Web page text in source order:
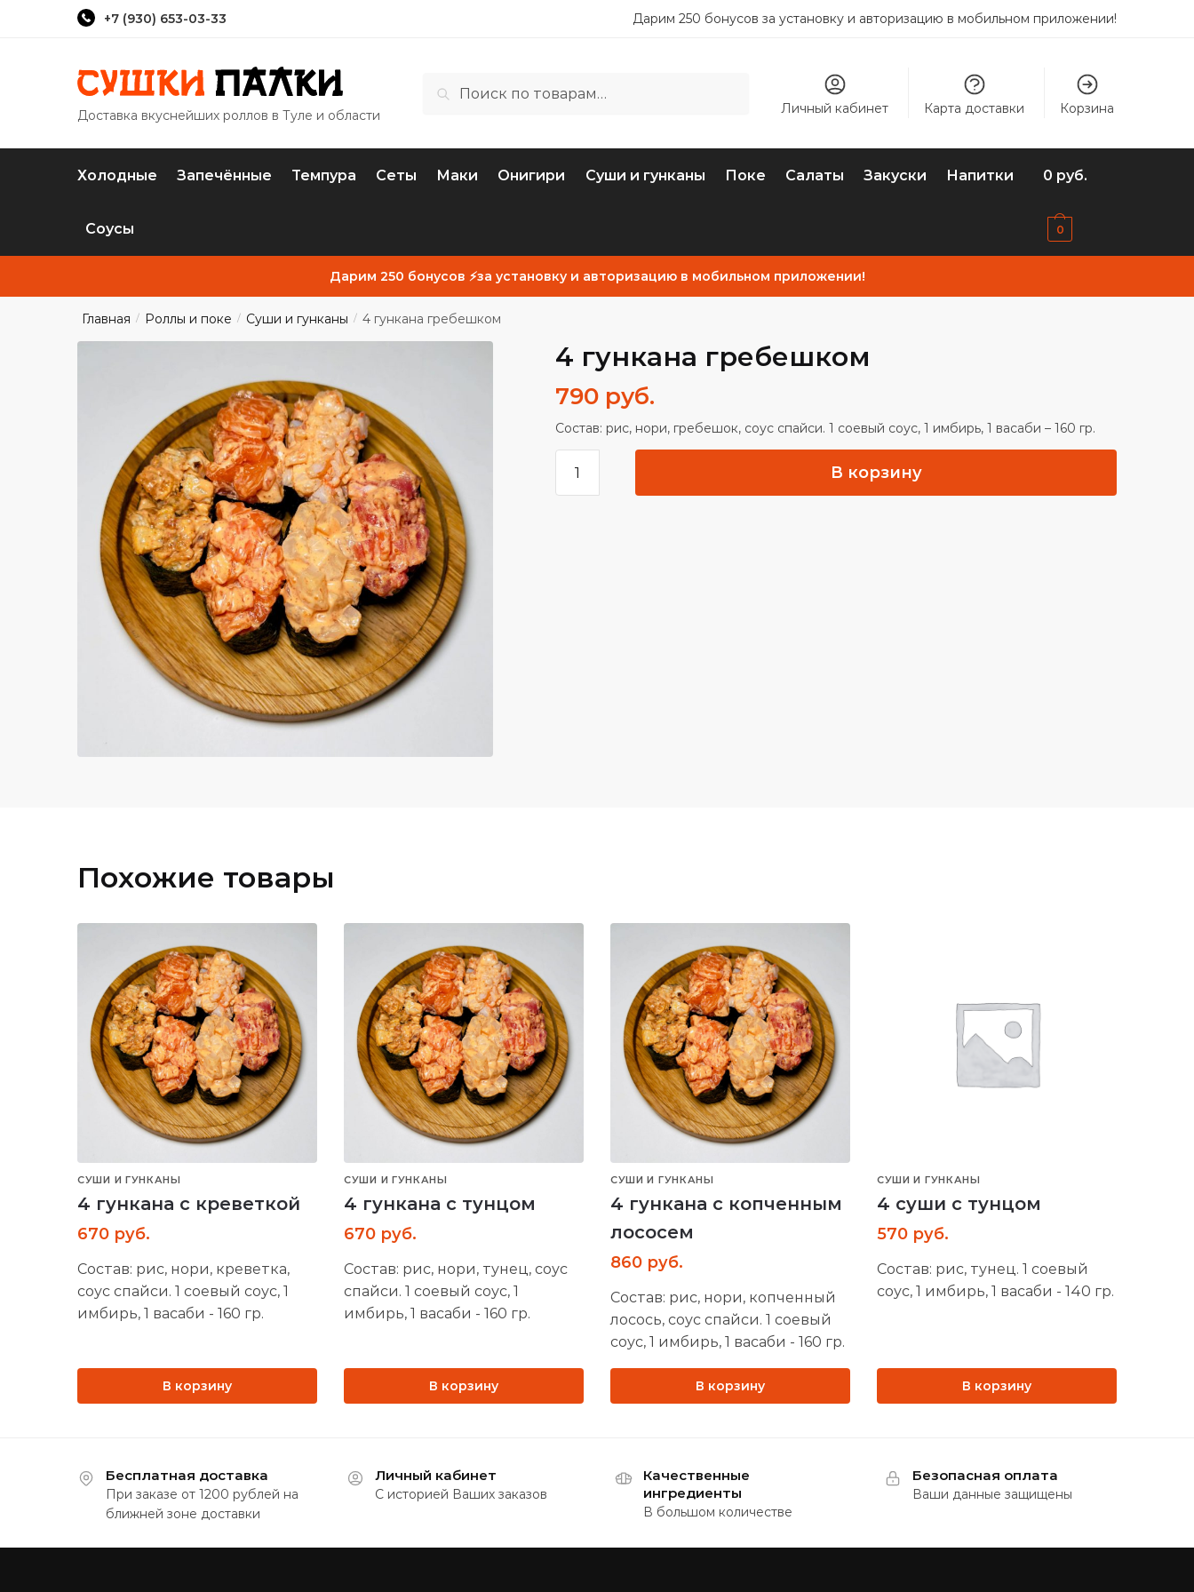
Skip to navigation
Skip to content+7 (930) 653-03-33 Дарим 250 бонусов за установку и авторизацию в мобильном приложении!
Доставка вкуснейших роллов в Туле и области
Поиск
Личный кабинет Карта доставки Корзина
Холодные Запечённые Темпура Сеты Маки Онигири Суши и гунканы Поке Салаты Закуски Напитки
Соусы
0 руб.
0
Дарим 250 бонусов ⚡за установку и авторизацию в мобильном приложении!
Главная / Роллы и поке / Суши и гунканы / 4 гункана гребешком
4 гункана гребешком
790 руб.
Состав: рис, нори, гребешок, соус спайси. 1 соевый соус, 1 имбирь, 1 васаби – 160 гр.
товара 4
В корзину
Похожие товары
СУШИ И ГУНКАНЫ
4 гункана с креветкой
670 руб.
Состав: рис, нори, креветка,
соус спайси. 1 соевый соус, 1
имбирь, 1 васаби - 160 гр.
В корзину
СУШИ И ГУНКАНЫ
4 гункана с тунцом
670 руб.
Состав: рис, нори, тунец, соус
спайси. 1 соевый соус, 1
имбирь, 1 васаби - 160 гр.
В корзину
СУШИ И ГУНКАНЫ
4 гункана с копченным
лососем
860 руб.
Состав: рис, нори, копченный
лосось, соус спайси. 1 соевый
соус, 1 имбирь, 1 васаби - 160 гр.
В корзину
СУШИ И ГУНКАНЫ
4 суши с тунцом
570 руб.
Состав: рис, тунец. 1 соевый
соус, 1 имбирь, 1 васаби - 140 гр.
В корзину
Бесплатная доставка
При заказе от 1200 рублей на
ближней зоне доставки
Личный кабинет
С историей Ваших заказов
Качественные
ингредиенты
В большом количестве
Безопасная оплата
Ваши данные защищены